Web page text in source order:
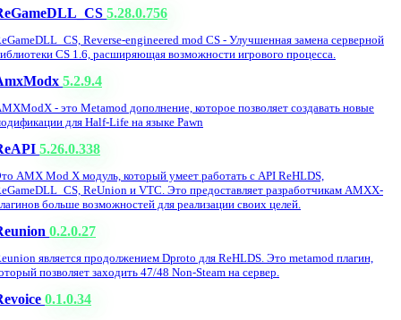
5.28.0.756
Reverse-engineered mod CS - Улучшенная замена серверной
CS 1.6, расширяющая возможности игрового процесса.
5.2.9.4
- это Metamod дополнение, которое позволяет создавать новые
для Half-Life на языке Pawn
5.26.0.338
AMX Mod X модуль, который умеет работать с API ReHLDS,
ReUnion и VTC. Это предоставляет разработчикам AMXX-
больше возможностей для реализации своих целей.
0.2.0.27
является продолжением Dproto для ReHLDS. Это metamod плагин,
позволяет заходить 47/48 Non-Steam на сервер.
0.1.0.34